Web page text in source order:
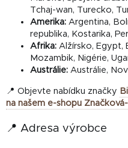
Tchaj-wan, Turecko,
Amerika: Argentina,
republika, Kostarika,
Afrika: Alžírsko, Egypt,
Mozambik, Nigérie,
Austrálie: Austrálie,
📍 Objevte nabídku značky
na našem e-shopu
📍 Adresa výrobce